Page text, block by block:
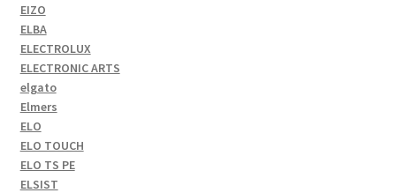
EIZO
ELBA
ELECTROLUX
ELECTRONIC ARTS
elgato
Elmers
ELO
ELO TOUCH
ELO TS PE
ELSIST